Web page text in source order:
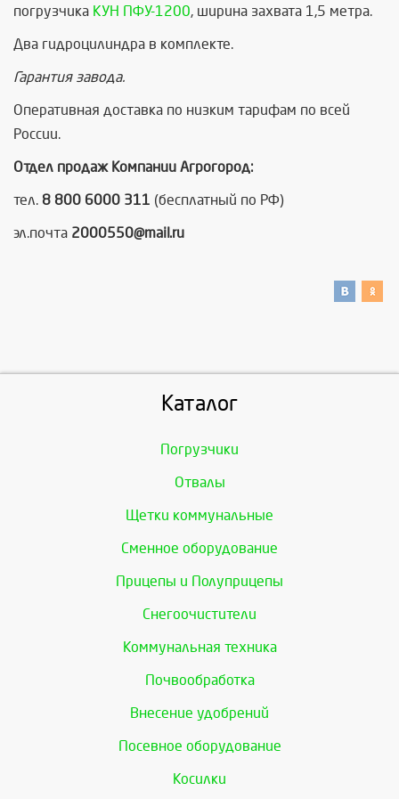
погрузчика КУН ПФУ-1200, ширина захвата 1,5 метра.
Два гидроцилиндра в комплекте.
Гарантия завода.
Оперативная доставка по низким тарифам по всей
России.
Отдел продаж Компании Агрогород:
тел. 8 800 6000 311 (бесплатный по РФ)
эл.почта 2000550@mail.ru
Каталог
Погрузчики
Отвалы
Щетки коммунальные
Сменное оборудование
Прицепы и Полуприцепы
Снегоочистители
Коммунальная техника
Почвообработка
Внесение удобрений
Посевное оборудование
Косилки